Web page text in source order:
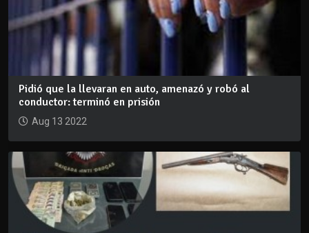
Pidió que la llevaran en auto, amenazó y robó al
conductor: terminó en prisión
Aug 13 2022